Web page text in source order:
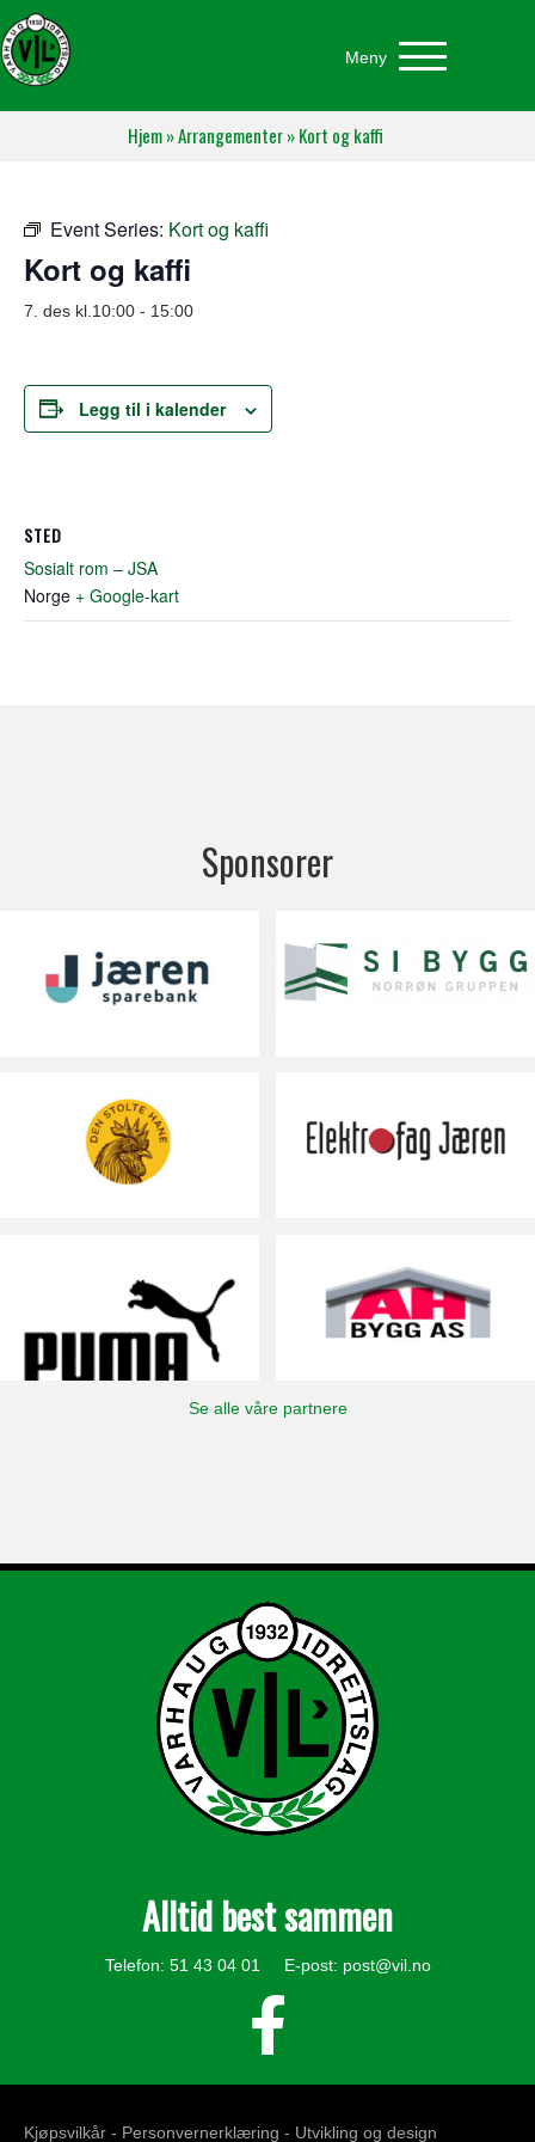
Meny
Hjem»Arrangementer»Kort og kaffi
Event Series: Kort og kaffi
Kort og kaffi
7. des kl.10:00 - 15:00
Legg til i kalender
STED
Sosialt rom – JSA
Norge + Google-kart
Sponsorer
Se alle våre partnere
Alltid best sammen
Telefon: 51 43 04 01 E-post: post@vil.no
Kjøpsvilkår - Personvernerklæring - Utvikling og design